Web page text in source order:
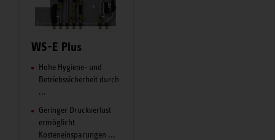
WS-E Plus
Hohe Hygiene- und
Betriebssicherheit durch
...
Geringer Druckverlust
ermöglicht
Kosteneinsparungen ...